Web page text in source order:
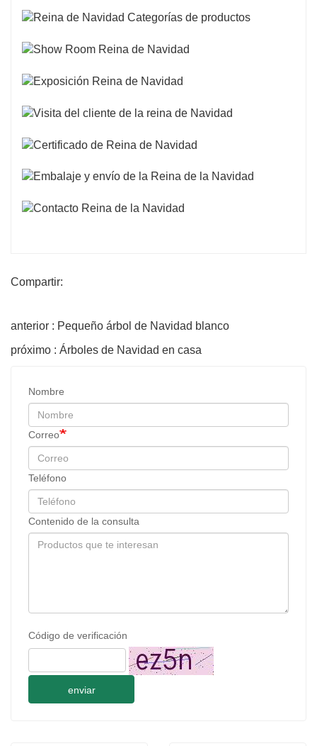
Compartir:
anterior : Pequeño árbol de Navidad blanco
próximo : Árboles de Navidad en casa
Nombre
Correo
Teléfono
Contenido de la consulta
Código de verificación
enviar